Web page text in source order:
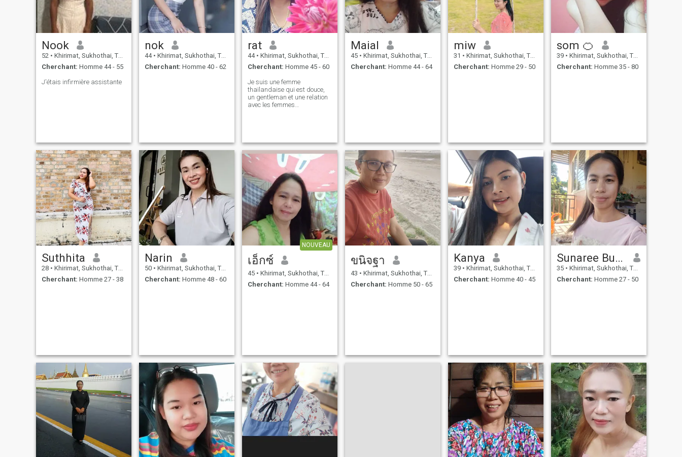
Nook
52 • Khirimat, Sukhothai, Thailande
Cherchant: Homme 44 - 55
J'étais infirmière assistante
nok
44 • Khirimat, Sukhothai, Thailande
Cherchant: Homme 40 - 62
rat
44 • Khirimat, Sukhothai, Thailande
Cherchant: Homme 45 - 60
Je suis une femme
thaïlandaise qui est douce,
un gentleman et une relation
avec les femmes
Maial
45 • Khirimat, Sukhothai, Thailande
Cherchant: Homme 44 - 64
miw
31 • Khirimat, Sukhothai, Thailande
Cherchant: Homme 29 - 50
som 🍊
39 • Khirimat, Sukhothai, Thailande
Cherchant: Homme 35 - 80
Suthhita
28 • Khirimat, Sukhothai, Thailande
Cherchant: Homme 27 - 38
Narin
50 • Khirimat, Sukhothai, Thailande
Cherchant: Homme 48 - 60
NOUVEAU
เอ็กซ์
45 • Khirimat, Sukhothai, Thailande
Cherchant: Homme 44 - 64
ขนิจฐา
43 • Khirimat, Sukhothai, Thailande
Cherchant: Homme 50 - 65
Kanya
39 • Khirimat, Sukhothai, Thailande
Cherchant: Homme 40 - 45
Sunaree Bunkhunthot
35 • Khirimat, Sukhothai, Thailande
Cherchant: Homme 27 - 50